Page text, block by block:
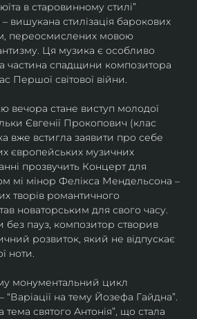
в старовинному стилі”
вишукана стилізація барокових
переосмислених мовою
Ця музика є особливо
частина спадщини композитора
Першої світової війни.
вечора стане виступ молодої
Євгенії Прокопович (клас
вже встигла заявити про себе
європейських музичних
прозвучить Концерт для
мі мінор Фелікса Мендельсона –
творів романтичного
новаторським для свого часу.
пауз, композитор створив
розвиток, який не відпускає
ноти.
монументальний цикл
на тему Йозефа Гайдна”.
святого Антонія”, що стала